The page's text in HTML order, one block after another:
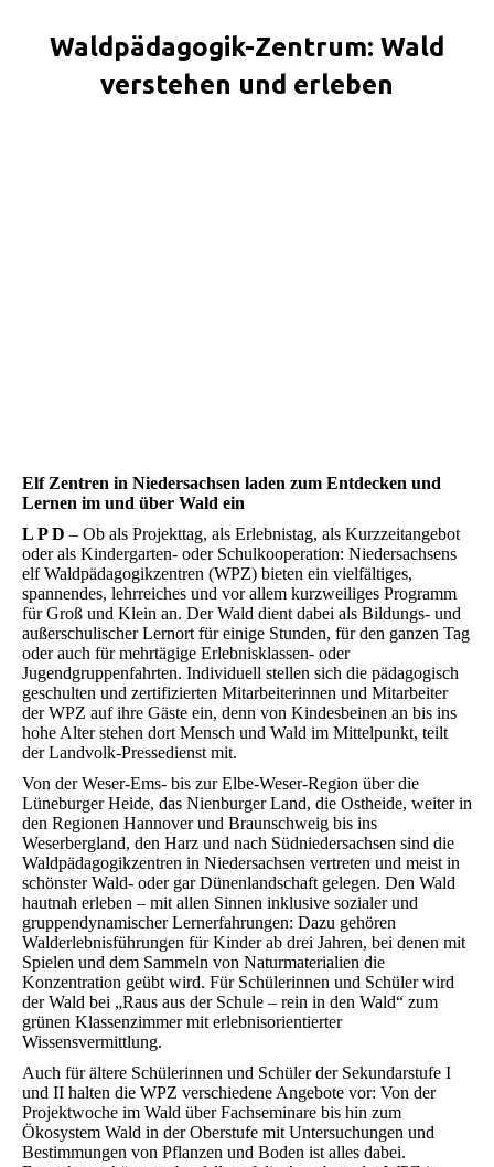
Waldpädagogik-Zentrum: Wald
verstehen und erleben
Elf Zentren in Niedersachsen laden zum Entdecken und
Lernen im und über Wald ein
L P D – Ob als Projekttag, als Erlebnistag, als Kurzzeitangebot
oder als Kindergarten- oder Schulkooperation: Niedersachsens
elf Waldpädagogikzentren (WPZ) bieten ein vielfältiges,
spannendes, lehrreiches und vor allem kurzweiliges Programm
für Groß und Klein an. Der Wald dient dabei als Bildungs- und
außerschulischer Lernort für einige Stunden, für den ganzen Tag
oder auch für mehrtägige Erlebnisklassen- oder
Jugendgruppenfahrten. Individuell stellen sich die pädagogisch
geschulten und zertifizierten Mitarbeiterinnen und Mitarbeiter
der WPZ auf ihre Gäste ein, denn von Kindesbeinen an bis ins
hohe Alter stehen dort Mensch und Wald im Mittelpunkt, teilt
der Landvolk-Pressedienst mit.
Von der Weser-Ems- bis zur Elbe-Weser-Region über die
Lüneburger Heide, das Nienburger Land, die Ostheide, weiter in
den Regionen Hannover und Braunschweig bis ins
Weserbergland, den Harz und nach Südniedersachsen sind die
Waldpädagogikzentren in Niedersachsen vertreten und meist in
schönster Wald- oder gar Dünenlandschaft gelegen. Den Wald
hautnah erleben – mit allen Sinnen inklusive sozialer und
gruppendynamischer Lernerfahrungen: Dazu gehören
Walderlebnisführungen für Kinder ab drei Jahren, bei denen mit
Spielen und dem Sammeln von Naturmaterialien die
Konzentration geübt wird. Für Schülerinnen und Schüler wird
der Wald bei „Raus aus der Schule – rein in den Wald“ zum
grünen Klassenzimmer mit erlebnisorientierter
Wissensvermittlung.
Auch für ältere Schülerinnen und Schüler der Sekundarstufe I
und II halten die WPZ verschiedene Angebote vor: Von der
Projektwoche im Wald über Fachseminare bis hin zum
Ökosystem Wald in der Oberstufe mit Untersuchungen und
Bestimmungen von Pflanzen und Boden ist alles dabei.